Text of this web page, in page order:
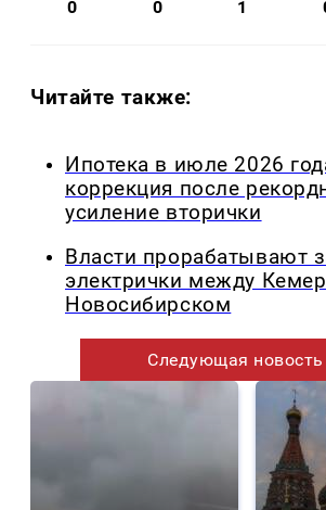
0 0 1
Читайте также:
Ипотека в июле 2026
коррекция после
усиление вторички
Власти прорабатывают
электрички между
Новосибирском
Следующая новость